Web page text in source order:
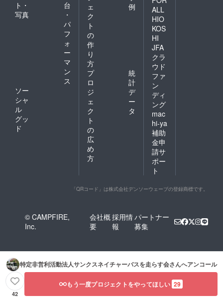
ト・
写真
台
・
パ
フ
ォ
ー
マ
ン
ス
ソー
シャ
ル
グッ
ド
ェ
ク
ト
の
作
り
方
例
プ
ロ
ジ
ェ
ク
ト
の
広
め
方
統
計
デ
ー
タ
ALL
HIO
KOS
HI
JFA
クラ
ウド
ファ
ン
ディ
ング
mac
hi-ya
補助
金申
請サ
ポー
ト
「QRコード」は株式会社デンソーウェーブの登録商標です。
© CAMPFIRE,
Inc.
会社概
要
採用情
報
パートナー
募集
特定非営利活動法人サンクスネイチャーバスを走らす会さんへアンコール
42
もう一度プロジェクトをやってほしい 29